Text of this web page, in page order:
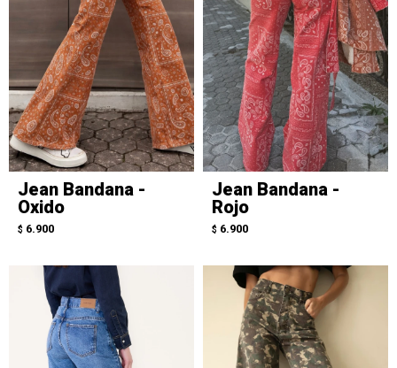
Jean Bandana -
Oxido
$ 6.900
Jean Bandana -
Rojo
$ 6.900